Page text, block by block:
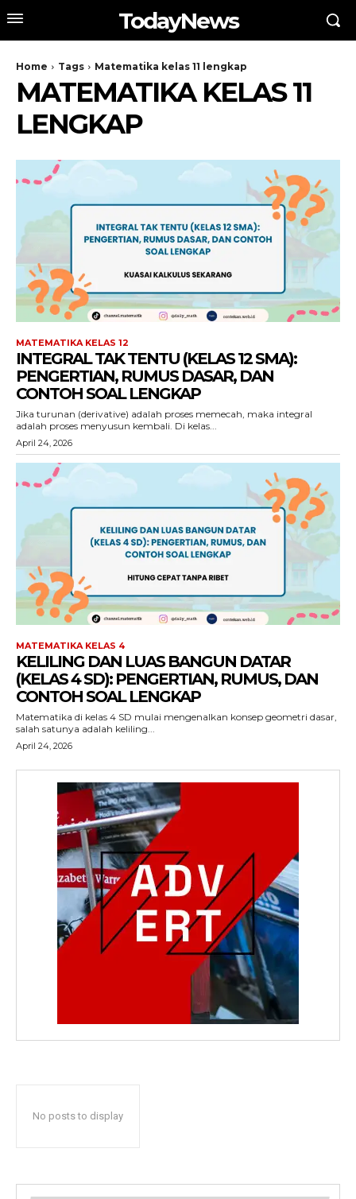
TodayNews
Home Tags Matematika kelas 11 lengkap
MATEMATIKA KELAS 11
LENGKAP
MATEMATIKA KELAS 12
INTEGRAL TAK TENTU (KELAS 12 SMA):
PENGERTIAN, RUMUS DASAR, DAN
CONTOH SOAL LENGKAP
Jika turunan (derivative) adalah proses memecah, maka integral
adalah proses menyusun kembali. Di kelas...
April 24, 2026
MATEMATIKA KELAS 4
KELILING DAN LUAS BANGUN DATAR
(KELAS 4 SD): PENGERTIAN, RUMUS, DAN
CONTOH SOAL LENGKAP
Matematika di kelas 4 SD mulai mengenalkan konsep geometri dasar,
salah satunya adalah keliling...
April 24, 2026
No posts to display